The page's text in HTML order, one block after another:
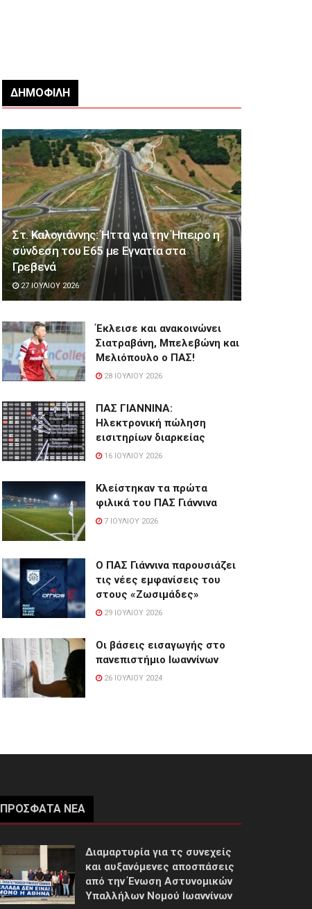
ΔΗΜΟΦΙΛΉ
Στ. Καλογιάννης: Ήττα για την Ήπειρο η
σύνδεση του Ε65 με Εγνατία στα
Γρεβενά
27 ΙΟΥΛΊΟΥ 2026
Έκλεισε και ανακοινώνει
Σιατραβάνη, Μπελεβώνη και
Μελιόπουλο ο ΠΑΣ!
28 ΙΟΥΛΊΟΥ 2026
ΠΑΣ ΓΙΑΝΝΙΝΑ:
Hλεκτρονική πώληση
εισιτηρίων διαρκείας
16 ΙΟΥΛΊΟΥ 2026
Κλείστηκαν τα πρώτα
φιλικά του ΠΑΣ Γιάννινα
7 ΙΟΥΛΊΟΥ 2026
Ο ΠΑΣ Γιάννινα παρουσιάζει
τις νέες εμφανίσεις του
στους «Ζωσιμάδες»
29 ΙΟΥΛΊΟΥ 2026
Οι βάσεις εισαγωγής στο
πανεπιστήμιο Ιωαννίνων
26 ΙΟΥΛΊΟΥ 2024
ΠΡΌΣΦΑΤΑ ΝΈΑ
Διαμαρτυρία για τς συνεχείς
και αυξανόμενες αποσπάσεις
από την Ένωση Αστυνομικών
Υπαλλήλων Νομού Ιωαννίνων